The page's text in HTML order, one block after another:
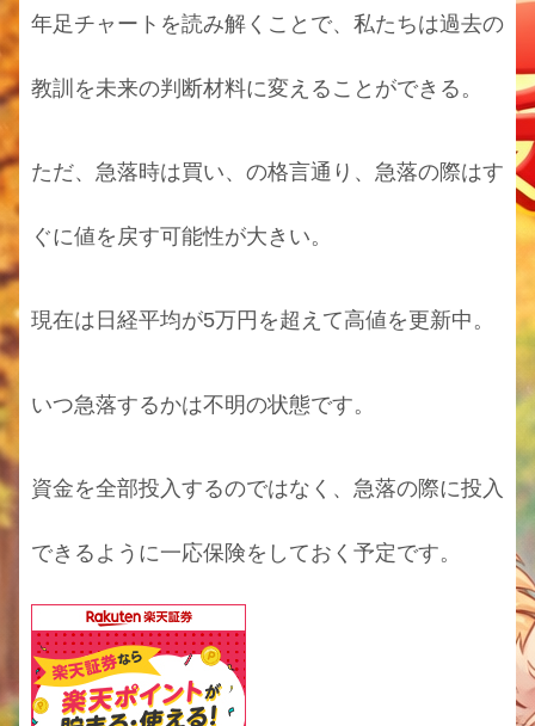
年足チャートを読み解くことで、私たちは過去の
教訓を未来の判断材料に変えることができる。
ただ、急落時は買い、の格言通り、急落の際はす
ぐに値を戻す可能性が大きい。
現在は日経平均が5万円を超えて高値を更新中。
いつ急落するかは不明の状態です。
資金を全部投入するのではなく、急落の際に投入
できるように一応保険をしておく予定です。